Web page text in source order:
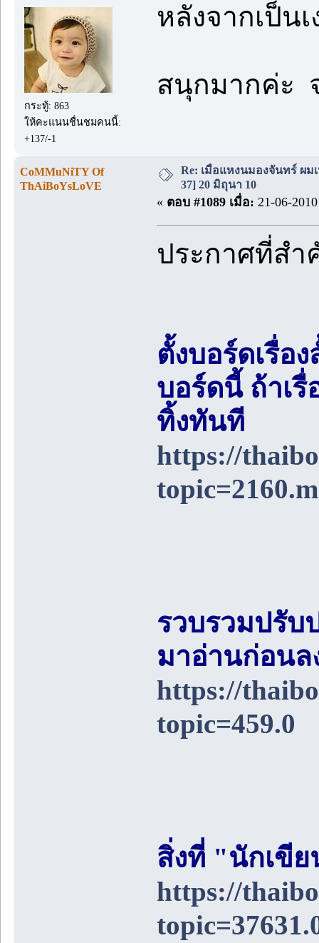
กระทู้: 863
ให้คะแนนชื่นชมคนนี้:
+137/-1
หลังจากเป็น
สนุกมากค่ะ
CoMMuNiTY Of
ThAiBoYsLoVE
Re: เมื่อแหงนมองจันทร์ ผม
37] 20 มิถุนา 10
« ตอบ #1089 เมื่อ: 21-06-
ประกาศที่ส
ตั้งบอร์ดเรื่อ
บอร์ดนี้ ถ้าเ
ทิ้งทันที
https://
รวบรวมปรับ
มาอ่านก่อน
https://
topic=459.0
สิ่งที่ "นักเขี
https://